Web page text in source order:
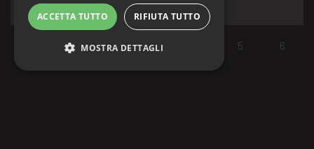
1 2 3 5 6
ACCETTA TUTTO RIFIUTA TUTTO
MOSTRA DETTAGLI